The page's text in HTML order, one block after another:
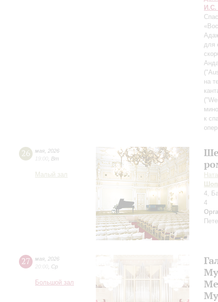
И.С.
для
на
к
26 мая 2026
19:00 Вт
Малый зал
4,
4
27 мая 2026
20:00 Ср
Большой зал